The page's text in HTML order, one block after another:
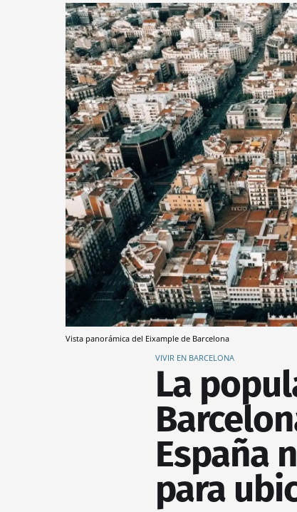
Vista panorámica del Eixample de Barcelona
VIVIR EN BARCELONA
La
España
para